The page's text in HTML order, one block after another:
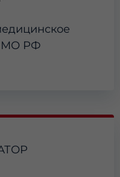
МО РФ